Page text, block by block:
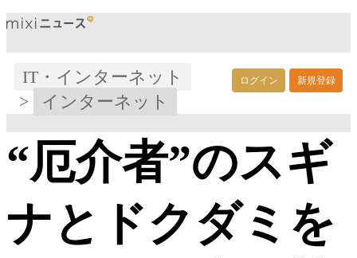
ログイン 新規登録
IT・インターネット
>
インターネット
“厄介者”のスギ
ナとドクダミを